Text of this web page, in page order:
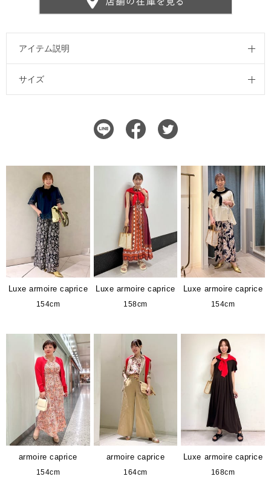
アイテム説明
サイズ
Luxe armoire caprice
154cm
Luxe armoire caprice
158cm
Luxe armoire caprice
154cm
armoire caprice
154cm
armoire caprice
164cm
Luxe armoire caprice
168cm